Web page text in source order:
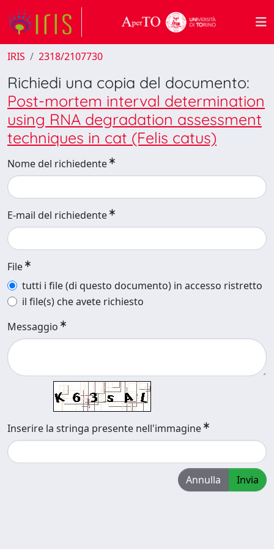
IRIS 2318/2107730
Richiedi una copia del documento:
Post-mortem interval determination
using RNA degradation assessment
techniques in cat (Felis catus)
Nome del richiedente
E-mail del richiedente
File
tutti i file (di questo documento) in accesso ristretto
il file(s) che avete richiesto
Messaggio
Inserire la stringa presente nell'immagine
Annulla Invia